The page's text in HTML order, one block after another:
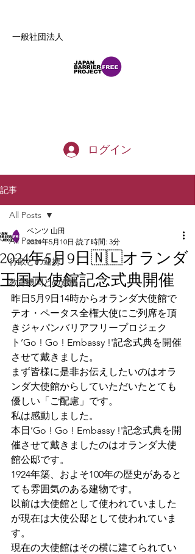
一般社団法人
ログイン
記事
All Posts
行政との連携
教育機関との連携
All Posts
2024年5月9日🇳🇱オランダ
王国大使館記念式典開催
ベンツ 山田
2024年5月10日 読了時間: 3分
昨日5月9日14時からオランダ大使館で
テオ・ペータス全権大使にご列席を頂
きジャパンバリアフリープロジェク
ト’Go ! Go ! Embassy !'記念式典を開催
させて戴きました。
まず皆様に是非お伝えしたいのはオラ
ンダ大使館からしていただいたとても
優しい「ご配慮」です。
私は感動しました。
本日’Go ! Go ! Embassy !'記念式典を開
催させて戴きましたのはオランダ大使
館公邸です。
1924年築、およそ100年の歴史があると
ても雰囲気のある建物です。
以前は大使館として使われていました
が現在は大使公邸として使われていま
す。
現在の大使館はその横に建てられてい